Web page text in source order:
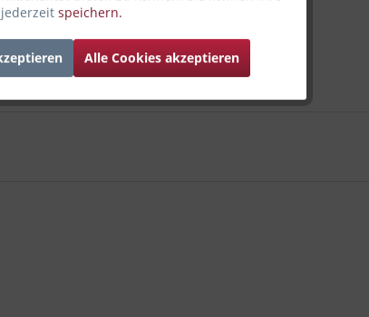
speichern.
Alle Cookies akzeptieren